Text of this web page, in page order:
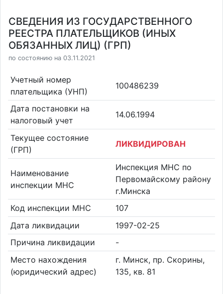
СВЕДЕНИЯ ИЗ ГОСУДАРСТВЕННОГО
РЕЕСТРА ПЛАТЕЛЬЩИКОВ (ИНЫХ
ОБЯЗАННЫХ ЛИЦ) (ГРП)
по состоянию на 03.11.2021
Учетный номер
плательщика (УНП)
100486239
Дата постановки на
налоговый учет
14.06.1994
Текущее состояние
(ГРП)
ЛИКВИДИРОВАН
Наименование
инспекции МНС
Инспекция МНС по
Первомайскому району
г.Минска
Код инспекции МНС
107
Дата ликвидации
1997-02-25
Причина ликвидации
-
Место нахождения
(юридический адрес)
г. Минск, пр. Скорины,
135, кв. 81